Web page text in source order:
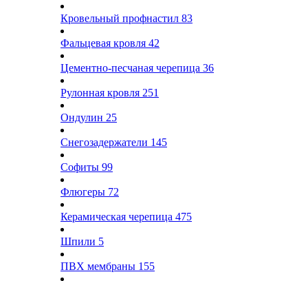
Кровельный профнастил 83
Фальцевая кровля 42
Цементно-песчаная черепица 36
Рулонная кровля 251
Ондулин 25
Снегозадержатели 145
Софиты 99
Флюгеры 72
Керамическая черепица 475
Шпили 5
ПВХ мембраны 155